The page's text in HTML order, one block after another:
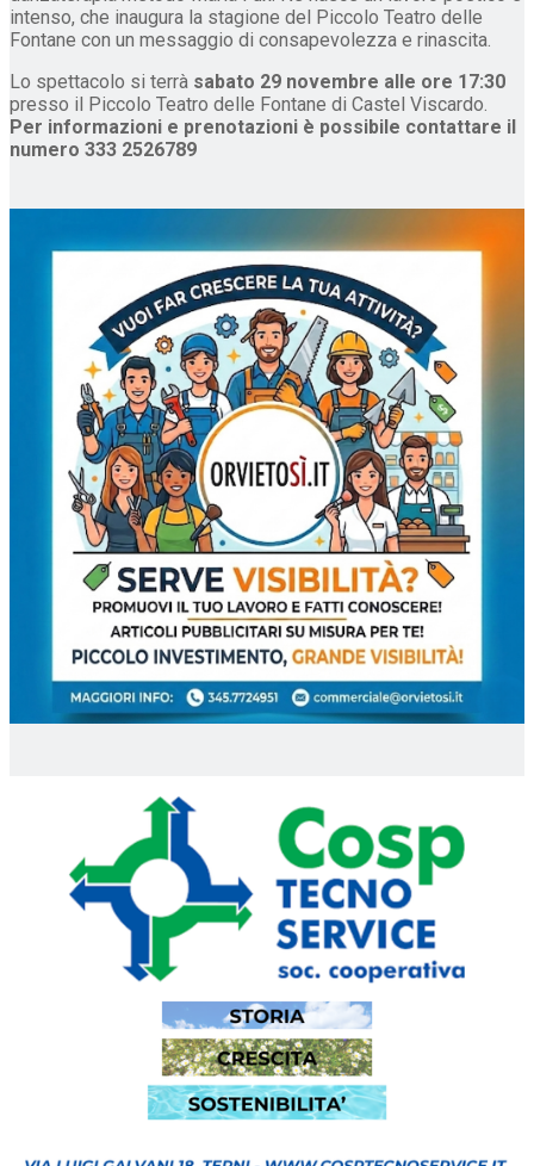
intenso, che inaugura la stagione del Piccolo Teatro delle
Fontane con un messaggio di consapevolezza e rinascita.
Lo spettacolo si terrà sabato 29 novembre alle ore 17:30
presso il Piccolo Teatro delle Fontane di Castel Viscardo.
Per informazioni e prenotazioni è possibile contattare il
numero 333 2526789